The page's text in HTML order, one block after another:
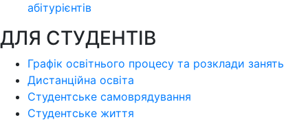
абітурієнтів
ДЛЯ СТУДЕНТІВ
Графік освітнього процесу та розклади занять
Дистанційна освіта
Студентське самоврядування
Студентське життя